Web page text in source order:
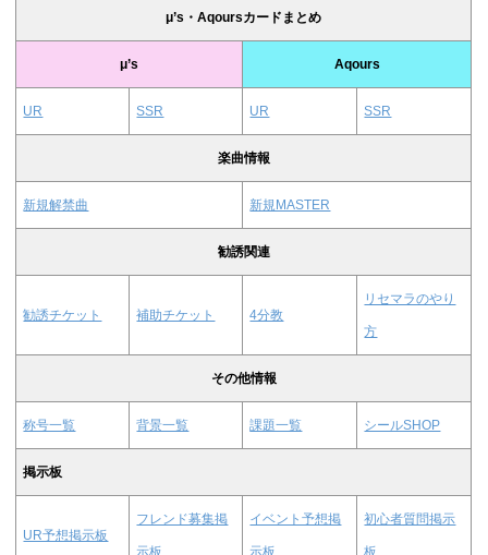
μ’s・Aqoursカードまとめ
μ’s Aqours
UR SSR UR SSR
楽曲情報
新規解禁曲 新規MASTER
勧誘関連
勧誘チケット 補助チケット 4分教
リセマラのやり
方
その他情報
称号一覧 背景一覧 課題一覧 シールSHOP
掲示板
UR予想掲示板
フレンド募集掲 イベント予想掲 初心者質問掲示